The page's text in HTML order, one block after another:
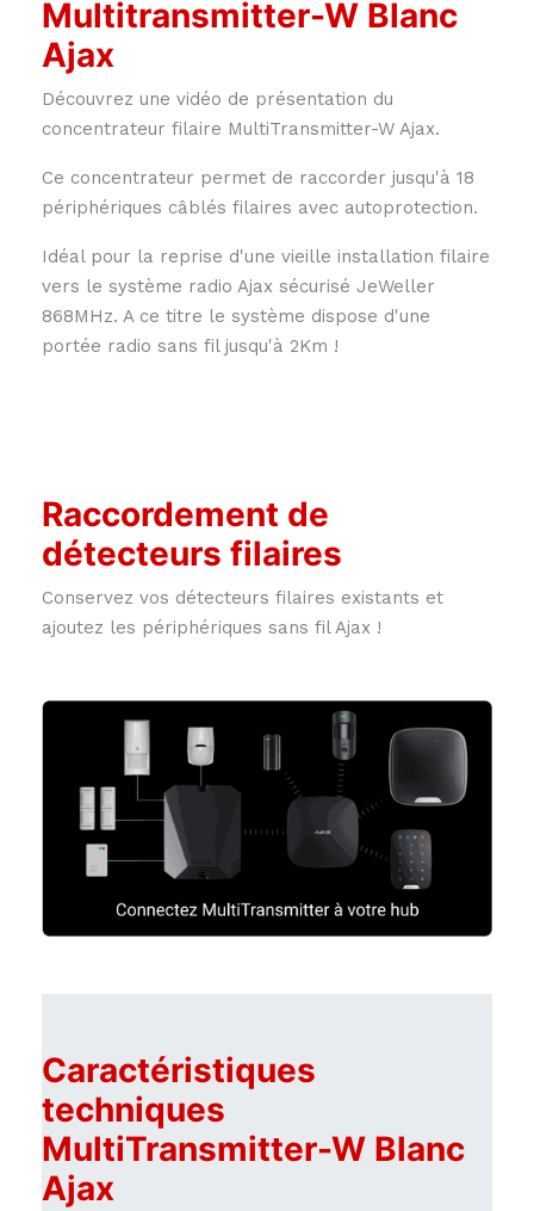
Multitransmitter-W Blanc
Ajax
Découvrez une vidéo de présentation du
concentrateur filaire MultiTransmitter-W Ajax.
Ce concentrateur permet de raccorder jusqu'à 18
périphériques câblés filaires avec autoprotection.
Idéal pour la reprise d'une vieille installation filaire
vers le système radio Ajax sécurisé JeWeller
868MHz. A ce titre le système dispose d'une
portée radio sans fil jusqu'à 2Km !
Raccordement de
détecteurs filaires
Conservez vos détecteurs filaires existants et
ajoutez les périphériques sans fil Ajax !
Caractéristiques
techniques
MultiTransmitter-W Blanc
Ajax